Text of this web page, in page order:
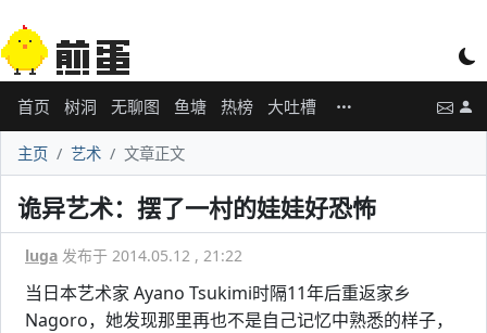
首页 树洞 无聊图 鱼塘 热榜 大吐槽
主页 艺术 文章正文
诡异艺术：摆了一村的娃娃好恐怖
luga 发布于 2014.05.12 , 21:22
当日本艺术家 Ayano Tsukimi时隔11年后重返家乡
Nagoro，她发现那里再也不是自己记忆中熟悉的样子，